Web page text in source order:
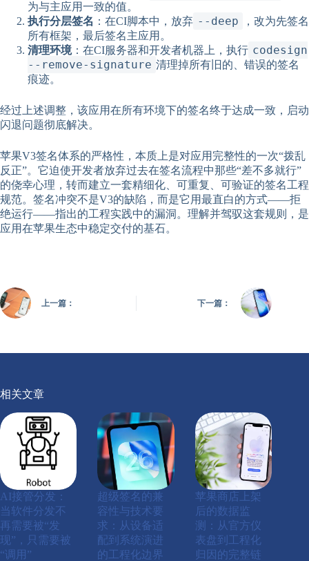
为与主应用一致的值。
执行分层签名 ：在CI脚本中，放弃 --deep
，改为先签名
所有框架，最后签名主应用。
清理环境：在CI服务器和开发者机器上，执行 codesign
--remove-signature 清理掉所有旧的、错误的签名
痕迹。
经过上述调整，该应用在所有环境下的签名终于达成一致，启动
闪退问题彻底解决。
苹果V3签名体系的严格性，本质上是对应用完整性的一次“拨乱
反正”。它迫使开发者放弃过去在签名流程中那些“差不多就行”
的侥幸心理，转而建立一套精细化、可重复、可验证的签名工程
规范。签名冲突不是V3的缺陷，而是它用最直白的方式——拒
绝运行——指出的工程实践中的漏洞。理解并驾驭这套规则，是
应用在苹果生态中稳定交付的基石。
上一篇： 下一篇：
相关文章
AI接管分发：
当软件分发不
再需要被“发
现”，只需要被
“调用”
超级签名的兼
容性与技术要
求：从设备适
配到系统演进
的工程化边界
苹果商店上架
后的数据监
测：从官方仪
表盘到工程化
归因的完整链